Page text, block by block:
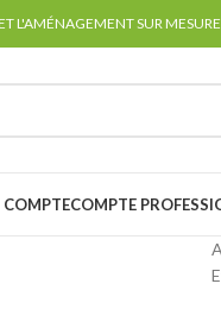
L'AMÉNAGEMENT SUR
COMPTE